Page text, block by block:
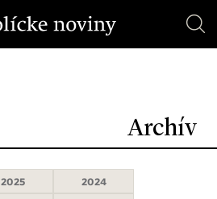
Archív
2025
2024